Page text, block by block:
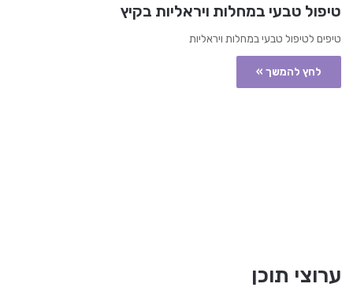
טיפול טבעי במחלות ויראליות בקיץ
טיפים לטיפול טבעי במחלות ויראליות
לחץ להמשך »
ערוצי תוכן